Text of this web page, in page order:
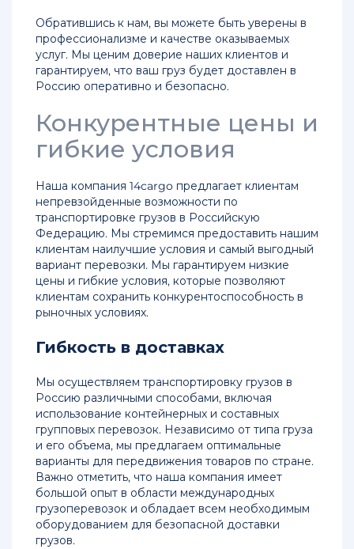
Обратившись к нам, вы можете быть уверены в
профессионализме и качестве оказываемых
услуг. Мы ценим доверие наших клиентов и
гарантируем, что ваш груз будет доставлен в
Россию оперативно и безопасно.
Конкурентные цены и
гибкие условия
Наша компания 14cargo предлагает клиентам
непревзойденные возможности по
транспортировке грузов в Российскую
Федерацию. Мы стремимся предоставить нашим
клиентам наилучшие условия и самый выгодный
вариант перевозки. Мы гарантируем низкие
цены и гибкие условия, которые позволяют
клиентам сохранить конкурентоспособность в
рыночных условиях.
Гибкость в доставках
Мы осуществляем транспортировку грузов в
Россию различными способами, включая
использование контейнерных и составных
групповых перевозок. Независимо от типа груза
и его объема, мы предлагаем оптимальные
варианты для передвижения товаров по стране.
Важно отметить, что наша компания имеет
большой опыт в области международных
грузоперевозок и обладает всем необходимым
оборудованием для безопасной доставки
грузов.